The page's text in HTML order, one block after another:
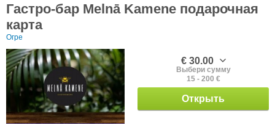
Гастро-бар Melnā Kamene подарочная
карта
Огре
€ 30.00
Выбери сумму
15 - 200 €
Открыть